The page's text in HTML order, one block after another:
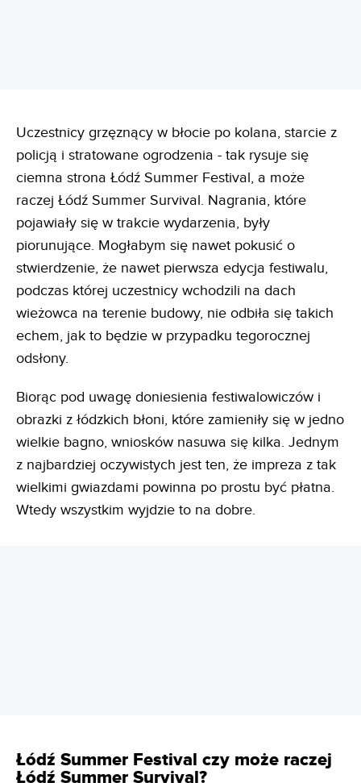
Uczestnicy grzęznący w błocie po kolana, starcie z
policją i stratowane ogrodzenia - tak rysuje się
ciemna strona Łódź Summer Festival, a może
raczej Łódź Summer Survival. Nagrania, które
pojawiały się w trakcie wydarzenia, były
piorunujące. Mogłabym się nawet pokusić o
stwierdzenie, że nawet pierwsza edycja festiwalu,
podczas której uczestnicy wchodzili na dach
wieżowca na terenie budowy, nie odbiła się takich
echem, jak to będzie w przypadku tegorocznej
odsłony.
Biorąc pod uwagę doniesienia festiwalowiczów i
obrazki z łódzkich błoni, które zamieniły się w jedno
wielkie bagno, wniosków nasuwa się kilka. Jednym
z najbardziej oczywistych jest ten, że impreza z tak
wielkimi gwiazdami powinna po prostu być płatna.
Wtedy wszystkim wyjdzie to na dobre.
Łódź Summer Festival czy może raczej
Łódź Summer Survival?